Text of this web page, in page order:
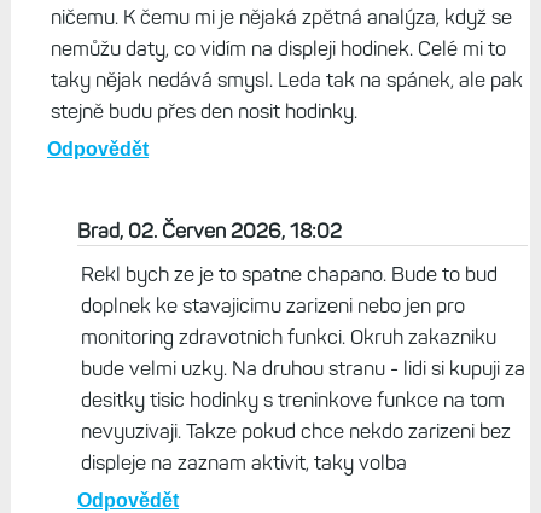
ničemu. K čemu mi je nějaká zpětná analýza, když se
nemůžu daty, co vidím na displeji hodinek. Celé mi to
taky nějak nedává smysl. Leda tak na spánek, ale pak
stejně budu přes den nosit hodinky.
Odpovědět
Brad, 02. Červen 2026, 18:02
Rekl bych ze je to spatne chapano. Bude to bud
doplnek ke stavajicimu zarizeni nebo jen pro
monitoring zdravotnich funkci. Okruh zakazniku
bude velmi uzky. Na druhou stranu - lidi si kupuji za
desitky tisic hodinky s treninkove funkce na tom
nevyuzivaji. Takze pokud chce nekdo zarizeni bez
displeje na zaznam aktivit, taky volba
Odpovědět